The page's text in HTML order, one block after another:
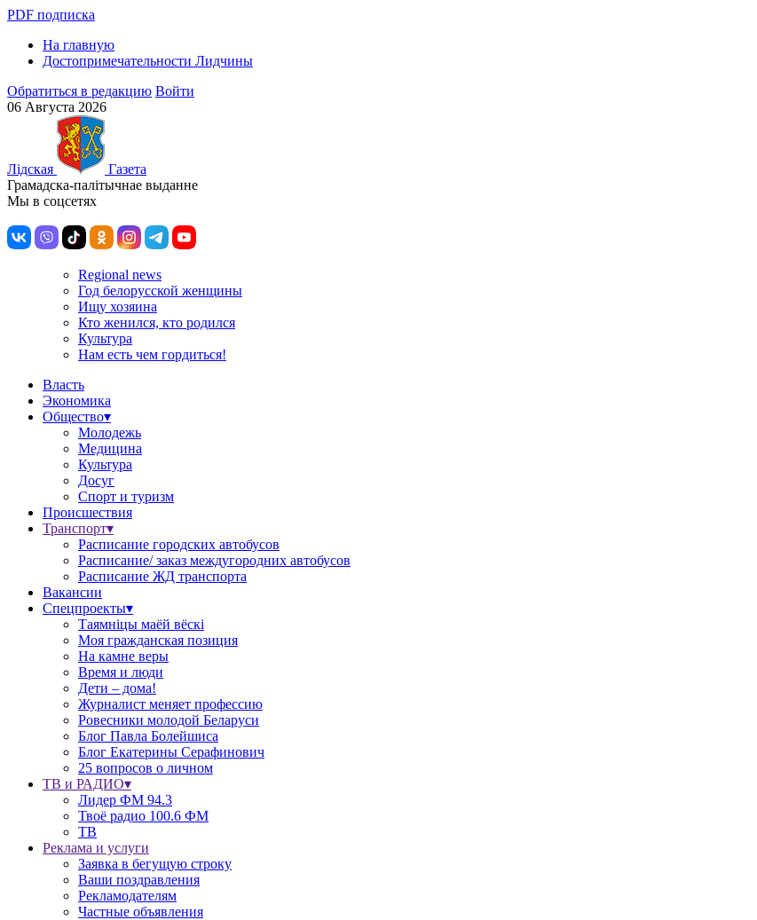
PDF подписка
На главную
Достопримечательности Лидчины
Обратиться в редакцию Войти
06 Августа 2026
Лiдская
Газета
Грамадска-палiтычнае выданне
Мы в соцсетях
Regional news
Год белорусской женщины
Ищу хозяина
Кто женился, кто родился
Культура
Нам есть чем гордиться!
Власть
Экономика
Общество▾
Молодежь
Медицина
Культура
Досуг
Спорт и туризм
Происшествия
Транспорт▾
Расписание городских автобусов
Расписание/ заказ междугородних автобусов
Расписание ЖД транспорта
Вакансии
Спецпроекты▾
Таямніцы маёй вёскі
Моя гражданская позиция
На камне веры
Время и люди
Дети – дома!
Журналист меняет профессию
Ровесники молодой Беларуси
Блог Павла Болейшиса
Блог Екатерины Серафинович
25 вопросов о личном
ТВ и РАДИО▾
Лидер ФМ 94.3
Твоё радио 100.6 ФМ
ТВ
Реклама и услуги
Заявка в бегущую строку
Ваши поздравления
Рекламодателям
Частные объявления